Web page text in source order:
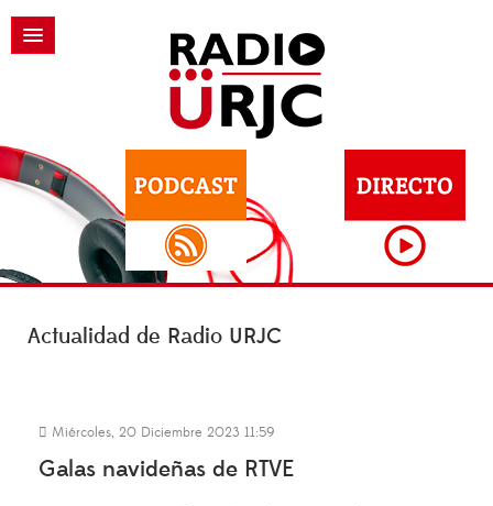
Actualidad de Radio URJC
Miércoles, 20 Diciembre 2023 11:59
Galas navideñas de RTVE